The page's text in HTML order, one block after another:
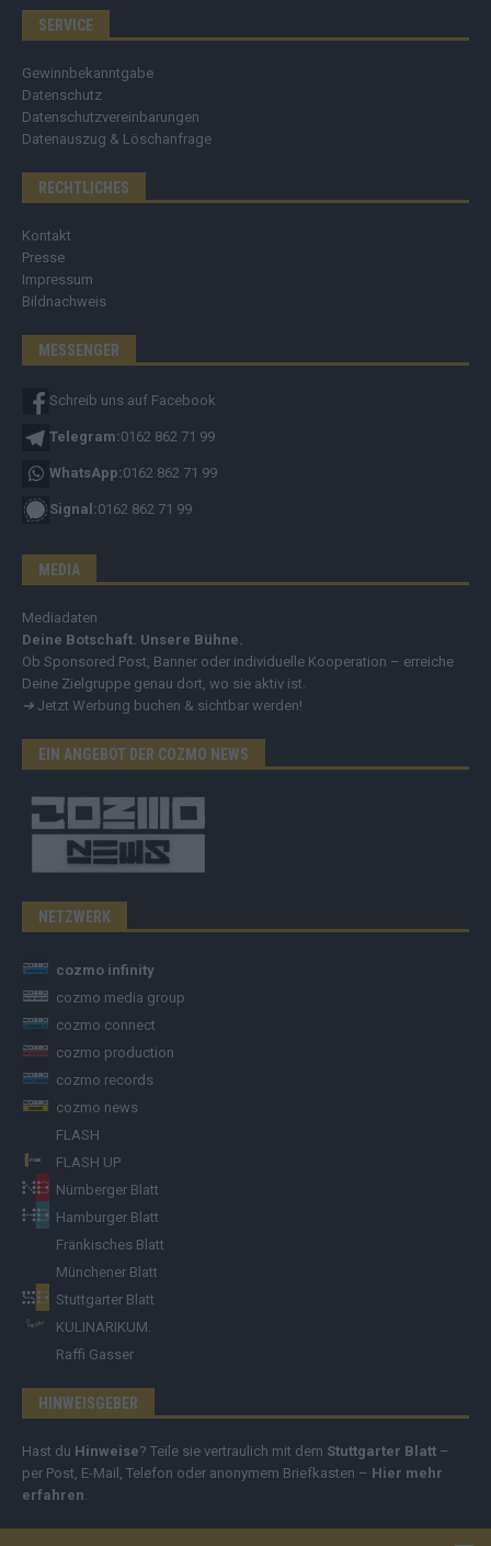
SERVICE
Gewinnbekanntgabe
Datenschutz
Datenschutzvereinbarungen
Datenauszug & Löschanfrage
RECHTLICHES
Kontakt
Presse
Impressum
Bildnachweis
MESSENGER
Schreib uns auf Facebook
Telegram:0162 862 71 99
WhatsApp:0162 862 71 99
Signal:0162 862 71 99
MEDIA
Mediadaten
Deine Botschaft. Unsere Bühne.
Ob Sponsored Post, Banner oder individuelle Kooperation – erreiche
Deine Zielgruppe genau dort, wo sie aktiv ist.
➔ Jetzt Werbung buchen & sichtbar werden!
EIN ANGEBOT DER COZMO NEWS
NETZWERK
cozmo infinity
cozmo media group
cozmo connect
cozmo production
cozmo records
cozmo news
FLASH
FLASH UP
Nürnberger Blatt
Hamburger Blatt
Fränkisches Blatt
Münchener Blatt
Stuttgarter Blatt
KULINARIKUM.
Raffi Gasser
HINWEISGEBER
Hast du Hinweise? Teile sie vertraulich mit dem Stuttgarter Blatt –
per Post, E-Mail, Telefon oder anonymem Briefkasten – Hier mehr
erfahren.